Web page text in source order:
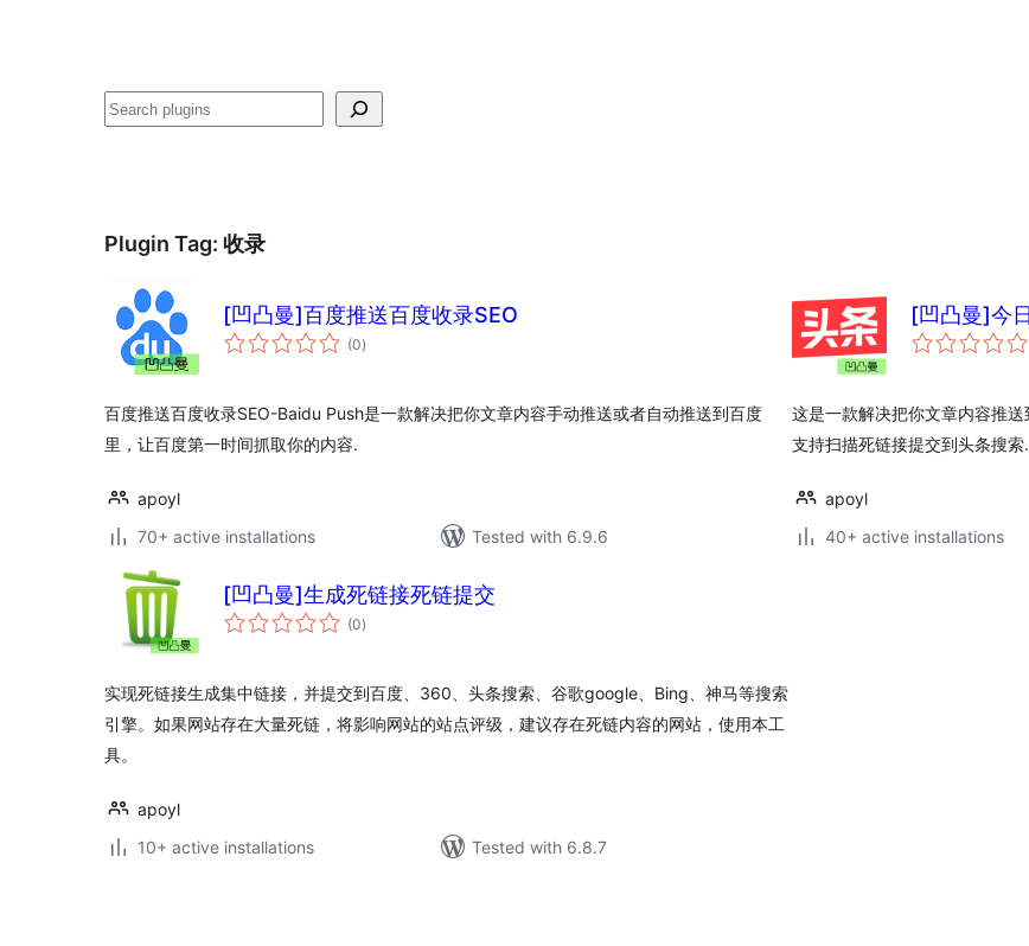
Ҷустан
Plugin Tag: 收录
[凹凸曼]百度推送百度收录SEO
(0total
ratings
)
百度推送百度收录SEO-Baidu Push是一款解决把你文章内容手动推送或者自动推送到百度
里，让百度第一时间抓取你的内容.
apoyl
70+ active installations
Tested with 6.9.6
[凹凸曼]今
这是一款解决把你文章内容推
支持扫描死链接提交到头条搜索.
apoyl
40+ active installations
[凹凸曼]生成死链接死链提交
(0total
ratings
)
实现死链接生成集中链接，并提交到百度、360、头条搜索、谷歌google、Bing、神马等搜索
引擎。如果网站存在大量死链，将影响网站的站点评级，建议存在死链内容的网站，使用本工
具。
apoyl
10+ active installations
Tested with 6.8.7